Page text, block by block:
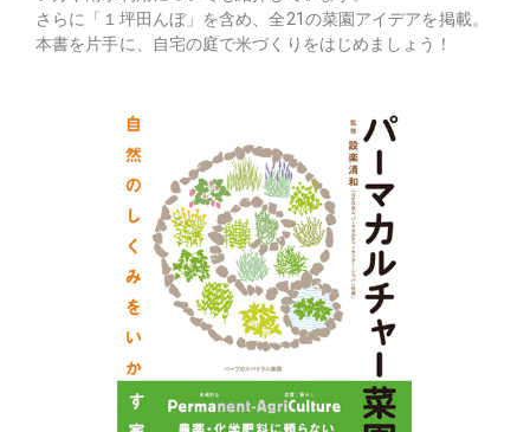
さらに「１坪田んぼ」を含め、全21の菜園アイデアを掲載。
本書を片手に、自宅の庭で米づくりをはじめましょう！